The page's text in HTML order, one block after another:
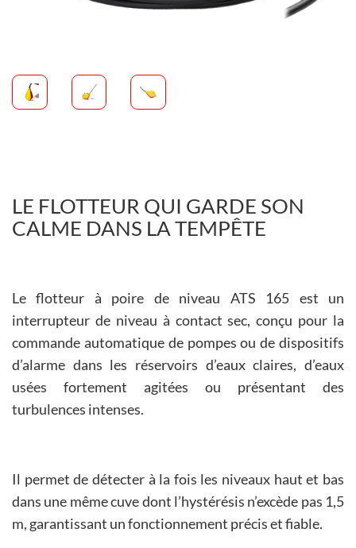
LE FLOTTEUR QUI GARDE SON
CALME DANS LA TEMPÊTE
Le flotteur à poire de niveau ATS 165 est un
interrupteur de niveau à contact sec, conçu pour la
commande automatique de pompes ou de dispositifs
d’alarme dans les réservoirs d’eaux claires, d’eaux
usées fortement agitées ou présentant des
turbulences intenses.
Il permet de détecter à la fois les niveaux haut et bas
dans une même cuve dont l’hystérésis n’excède pas 1,5
m, garantissant un fonctionnement précis et fiable.